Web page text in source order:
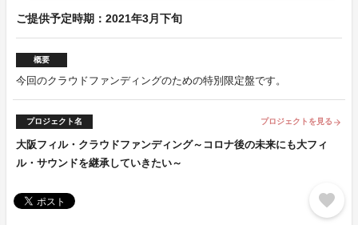
ご提供予定時期：2021年3月下旬
概要
今回のクラウドファンディングのための特別限定盤です。
プロジェクト名 プロジェクトを見る arrow_forward
大阪フィル・クラウドファンディング～コロナ後の未来にも大フィ
ル・サウンドを継承していきたい～
favorite